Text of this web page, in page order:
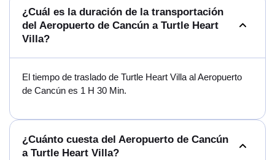
¿Cuál es la duración de la transportación
del Aeropuerto de Cancún a Turtle Heart
Villa?
El tiempo de traslado de Turtle Heart Villa al Aeropuerto
de Cancún es 1 H 30 Min.
¿Cuánto cuesta del Aeropuerto de Cancún
a Turtle Heart Villa?